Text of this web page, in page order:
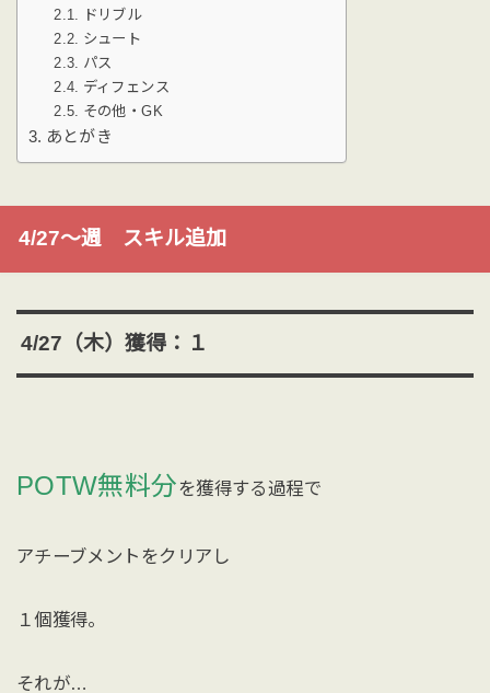
ドリブル
シュート
パス
ディフェンス
その他・GK
あとがき
4/27〜週 スキル追加
4/27（木）獲得：１
POTW無料分を獲得する過程で
アチーブメントをクリアし
１個獲得。
それが…